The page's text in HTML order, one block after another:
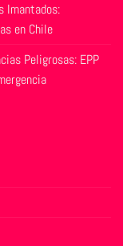
Imantados:
en Chile
Peligrosas: EPP